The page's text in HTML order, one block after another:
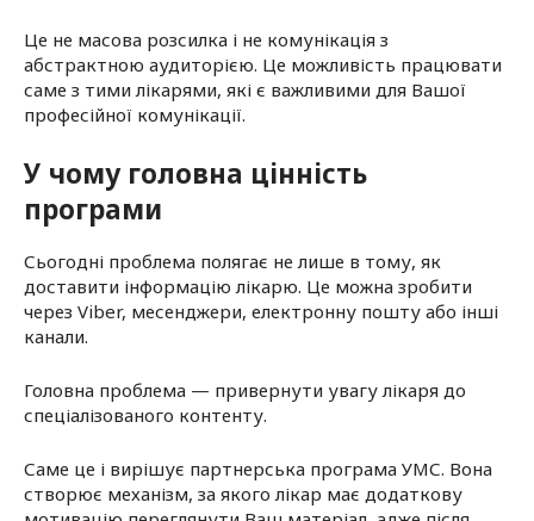
Це не масова розсилка і не комунікація з
абстрактною аудиторією. Це можливість працювати
саме з тими лікарями, які є важливими для Вашої
професійної комунікації.
У чому головна цінність
програми
Сьогодні проблема полягає не лише в тому, як
доставити інформацію лікарю. Це можна зробити
через Viber, месенджери, електронну пошту або інші
канали.
Головна проблема — привернути увагу лікаря до
спеціалізованого контенту.
Саме це і вирішує партнерська програма УМС. Вона
створює механізм, за якого лікар має додаткову